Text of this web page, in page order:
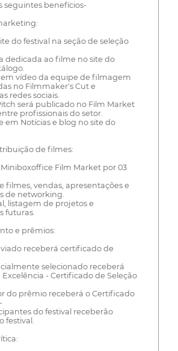
seguintes benefícios-
do festival na seção de seleção
dedicada ao filme no site do
em vídeo da equipe de filmagem
no Filmmaker's Cut e
redes sociais.
será publicado no Film Market
profissionais do setor.
em Notícias e blog no site do
de filmes:
Film Market por 03
filmes, vendas, apresentações e
de networking.
listagem de projetos e
futuras.
e prêmios:
receberá certificado de
selecionado receberá
- Certificado de Seleção
do prêmio receberá o Certificado
do festival receberão
festival.